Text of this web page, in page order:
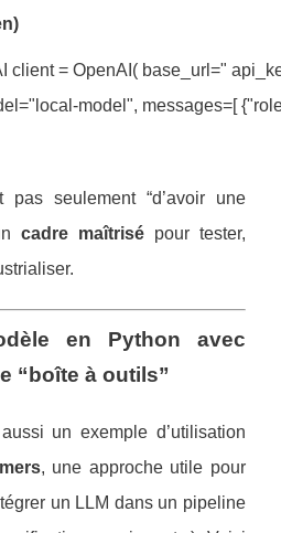
client = OpenAI( base_url="
model="local-model", messages=[
pas seulement “d’avoir une
cadre maîtrisé pour tester,
en Python avec
“boîte à outils”
un exemple d’utilisation
, une approche utile pour
un LLM dans un pipeline